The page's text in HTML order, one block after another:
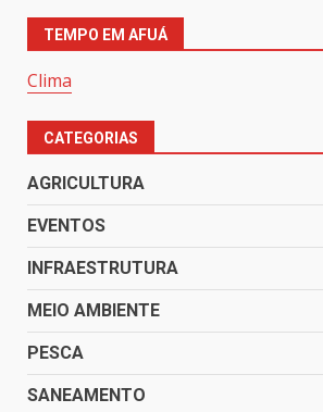
TEMPO EM AFUÁ
Clima
CATEGORIAS
AGRICULTURA
EVENTOS
INFRAESTRUTURA
MEIO AMBIENTE
PESCA
SANEAMENTO